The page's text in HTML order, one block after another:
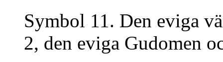
Symbol 11. Den eviga
2, den eviga Gudomen